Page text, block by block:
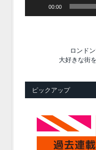
00:00
ロンド
大好きな街
ピックアップ